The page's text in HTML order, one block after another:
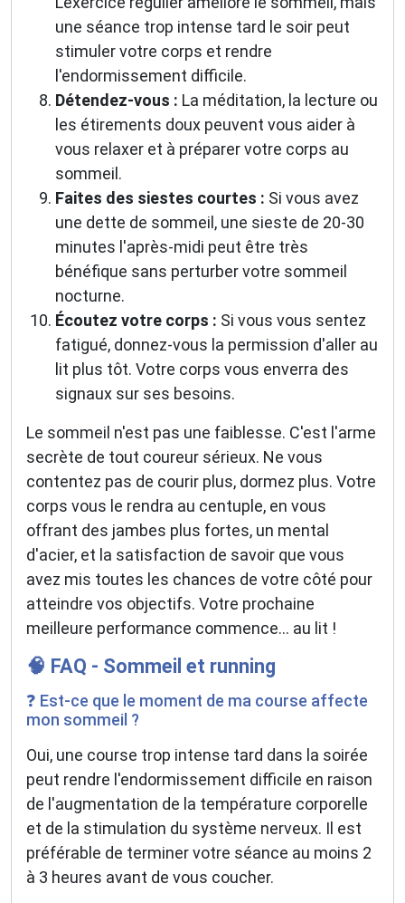
une séance trop intense tard le soir peut
stimuler votre corps et rendre
l'endormissement difficile.
Détendez-vous : La méditation, la lecture ou
les étirements doux peuvent vous aider à
vous relaxer et à préparer votre corps au
sommeil.
Faites des siestes courtes : Si vous avez
une dette de sommeil, une sieste de 20-30
minutes l'après-midi peut être très
bénéfique sans perturber votre sommeil
nocturne.
Écoutez votre corps : Si vous vous sentez
fatigué, donnez-vous la permission d'aller au
lit plus tôt. Votre corps vous enverra des
signaux sur ses besoins.
Le sommeil n'est pas une faiblesse. C'est l'arme
secrète de tout coureur sérieux. Ne vous
contentez pas de courir plus, dormez plus. Votre
corps vous le rendra au centuple, en vous
offrant des jambes plus fortes, un mental
d'acier, et la satisfaction de savoir que vous
avez mis toutes les chances de votre côté pour
atteindre vos objectifs. Votre prochaine
meilleure performance commence... au lit !
🧠 FAQ - Sommeil et running
❓ Est-ce que le moment de ma course affecte
mon sommeil ?
Oui, une course trop intense tard dans la soirée
peut rendre l'endormissement difficile en raison
de l'augmentation de la température corporelle
et de la stimulation du système nerveux. Il est
préférable de terminer votre séance au moins 2
à 3 heures avant de vous coucher.